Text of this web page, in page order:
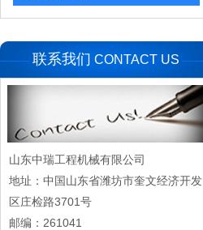
联系我们 CONTACT US
山东中瑞工程机械有限公司
地址：中国山东省潍坊市奎文经济开发
区庄检路3701号
邮编：261041